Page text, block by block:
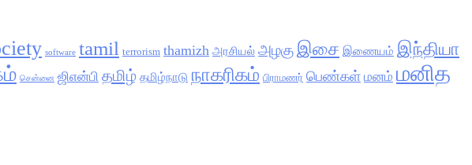
software tamil terrorism thamizh அரசியல் அழகுஇசை இணையம் இந்தியா
சென்னை ஜிஎன்பி தமிழ் தமிழ்நாடு நாகரிகம் பிராமணர் பெண்கள் மனம் மனித